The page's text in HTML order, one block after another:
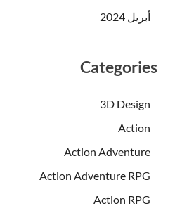
أبريل 2024
Categories
3D Design
Action
Action Adventure
Action Adventure RPG
Action RPG